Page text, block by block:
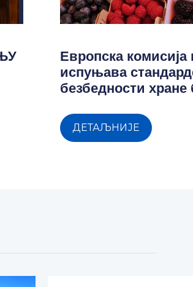
Европска
испуњава
безбедности
ДЕТАЉНИЈЕ